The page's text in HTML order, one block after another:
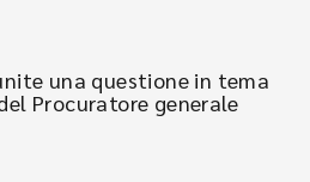
una questione in tema
Procuratore generale